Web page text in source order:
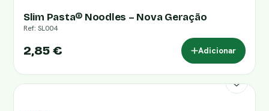
Slim Pasta® Noodles – Nova Geração
Ref: SL004
2,85 € Adicionar